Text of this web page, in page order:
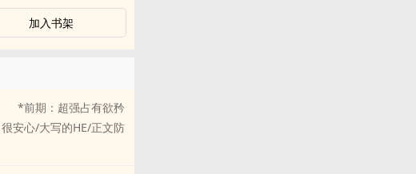
加入书架
*前期：超强占有欲矜
心/大写的HE/正文防